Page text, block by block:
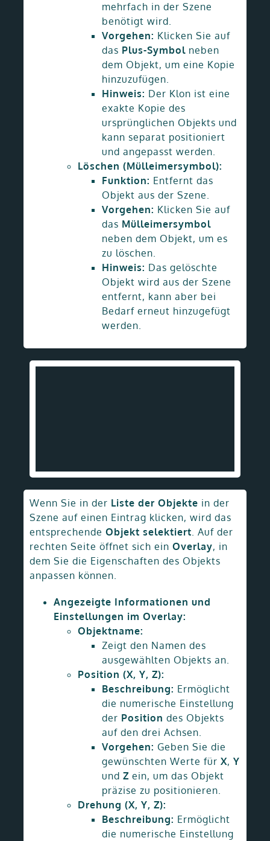
mehrfach in der Szene
benötigt wird.
Vorgehen: Klicken Sie auf
das Plus-Symbolneben
dem Objekt, um eine Kopie
hinzuzufügen.
Hinweis: Der Klon ist eine
exakte Kopie des
ursprünglichen Objekts und
kann separat positioniert
und angepasst werden.
Löschen (Mülleimersymbol):
Funktion: Entfernt das
Objekt aus der Szene.
Vorgehen: Klicken Sie auf
das Mülleimersymbol
neben dem Objekt, um es
zu löschen.
Hinweis: Das gelöschte
Objekt wird aus der Szene
entfernt, kann aber bei
Bedarf erneut hinzugefügt
werden.
Wenn Sie in der Liste der Objekte in der
Szene auf einen Eintrag klicken, wird das
entsprechende Objekt selektiert . Auf der
rechten Seite öffnet sich ein Overlay, in
dem Sie die Eigenschaften des Objekts
anpassen können.
Angezeigte Informationen und
Einstellungen im Overlay:
Objektname:
Zeigt den Namen des
ausgewählten Objekts an.
Position (X, Y, Z):
Beschreibung: Ermöglicht
die numerische Einstellung
der Position des Objekts
auf den drei Achsen.
Vorgehen: Geben Sie die
gewünschten Werte für X, Y
und Z ein, um das Objekt
präzise zu positionieren.
Drehung (X, Y, Z):
Beschreibung: Ermöglicht
die numerische Einstellung